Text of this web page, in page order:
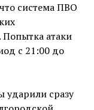
система ПВО
Попытка атаки
с 21:00 до
сразу